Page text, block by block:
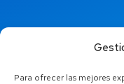
Para ofrecer las mejores